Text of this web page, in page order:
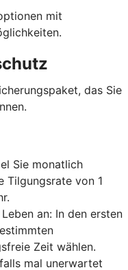
mit
das Sie
Sie monatlich
Tilgungsrate von 1
an: In den ersten
Zeit wählen.
mal unerwartet